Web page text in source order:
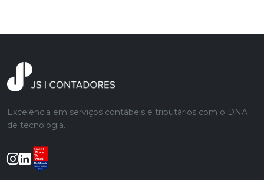
Excelência em serviços contábeis e tributários com o DNA
de tecnologia.